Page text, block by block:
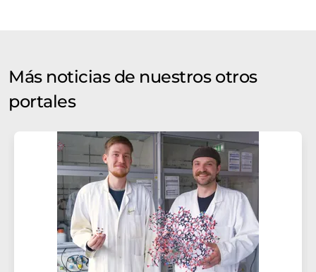
Más noticias de nuestros otros
portales